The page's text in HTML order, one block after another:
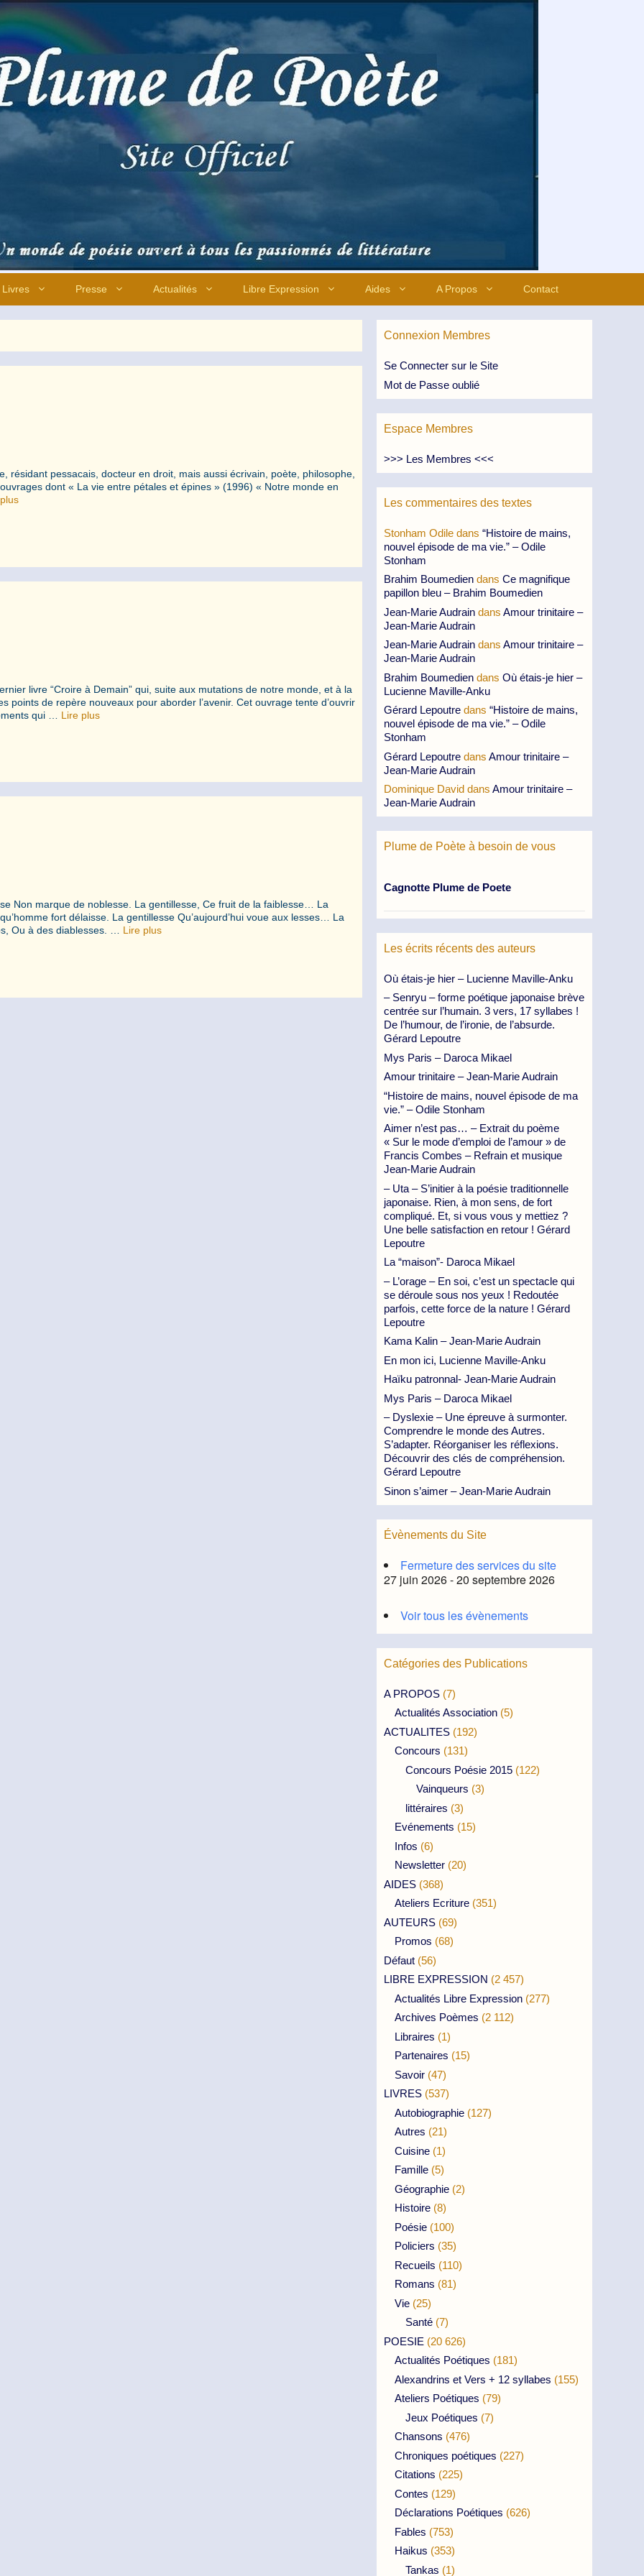
Livres Presse Actualités Libre Expression Aides A Propos Contact
résidant pessacais, docteur en droit, mais aussi écrivain, poète, philosophe,
dont « La vie entre pétales et épines » (1996) « Notre monde en
livre “Croire à Demain” qui, suite aux mutations de notre monde, et à la
points de repère nouveaux pour aborder l’avenir. Cet ouvrage tente d’ouvrir
qui … Lire plus
Non marque de noblesse. La gentillesse, Ce fruit de la faiblesse… La
fort délaisse. La gentillesse Qu’aujourd’hui voue aux lesses… La
Ou à des diablesses. … Lire plus
Connexion Membres
Se Connecter sur le Site
Mot de Passe oublié
Espace Membres
>>> Les Membres <<<
Les commentaires des textes
Stonham Odile dans “Histoire de mains,
nouvel épisode de ma vie.” – Odile
Stonham
Brahim Boumedien dans Ce magnifique
papillon bleu – Brahim Boumedien
Jean-Marie Audrain dans Amour trinitaire –
Jean-Marie Audrain
Jean-Marie Audrain dans Amour trinitaire –
Jean-Marie Audrain
Brahim Boumedien dans Où étais-je hier –
Lucienne Maville-Anku
Gérard Lepoutre dans “Histoire de mains,
nouvel épisode de ma vie.” – Odile
Stonham
Gérard Lepoutre dans Amour trinitaire –
Jean-Marie Audrain
Dominique David dans Amour trinitaire –
Jean-Marie Audrain
Plume de Poète à besoin de vous
Cagnotte Plume de Poete
Les écrits récents des auteurs
Où étais-je hier – Lucienne Maville-Anku
– Senryu – forme poétique japonaise brève
centrée sur l’humain. 3 vers, 17 syllabes !
De l’humour, de l’ironie, de l’absurde.
Gérard Lepoutre
Mys Paris – Daroca Mikael
Amour trinitaire – Jean-Marie Audrain
“Histoire de mains, nouvel épisode de ma
vie.” – Odile Stonham
Aimer n’est pas… – Extrait du poème
« Sur le mode d’emploi de l’amour » de
Francis Combes – Refrain et musique
Jean-Marie Audrain
– Uta – S’initier à la poésie traditionnelle
japonaise. Rien, à mon sens, de fort
compliqué. Et, si vous vous y mettiez ?
Une belle satisfaction en retour ! Gérard
Lepoutre
La “maison”- Daroca Mikael
– L’orage – En soi, c’est un spectacle qui
se déroule sous nos yeux ! Redoutée
parfois, cette force de la nature ! Gérard
Lepoutre
Kama Kalin – Jean-Marie Audrain
En mon ici, Lucienne Maville-Anku
Haïku patronnal- Jean-Marie Audrain
Mys Paris – Daroca Mikael
– Dyslexie – Une épreuve à surmonter.
Comprendre le monde des Autres.
S’adapter. Réorganiser les réflexions.
Découvrir des clés de compréhension.
Gérard Lepoutre
Sinon s’aimer – Jean-Marie Audrain
Évènements du Site
Fermeture des services du site
27 juin 2026 - 20 septembre 2026
Voir tous les évènements
Catégories des Publications
A PROPOS (7)
Actualités Association (5)
ACTUALITES (192)
Concours (131)
Concours Poésie 2015 (122)
Vainqueurs (3)
littéraires (3)
Evénements (15)
Infos (6)
Newsletter (20)
AIDES (368)
Ateliers Ecriture (351)
AUTEURS (69)
Promos (68)
Défaut (56)
LIBRE EXPRESSION (2 457)
Actualités Libre Expression (277)
Archives Poèmes (2 112)
Libraires (1)
Partenaires (15)
Savoir (47)
LIVRES (537)
Autobiographie (127)
Autres (21)
Cuisine (1)
Famille (5)
Géographie (2)
Histoire (8)
Poésie (100)
Policiers (35)
Recueils (110)
Romans (81)
Vie (25)
Santé (7)
POESIE (20 626)
Actualités Poétiques (181)
Alexandrins et Vers + 12 syllabes (155)
Ateliers Poétiques (79)
Jeux Poétiques (7)
Chansons (476)
Chroniques poétiques (227)
Citations (225)
Contes (129)
Déclarations Poétiques (626)
Fables (753)
Haikus (353)
Tankas (1)